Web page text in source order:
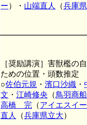
ー）・ 山端直人 （兵庫
［奨励講演］害獣檻の
ための位置・頭数推定
○佐伯元規 ・ 濱口沙織 ・
文 ・ 江崎修央 （鳥羽商
高橋 完 （アイエスイー
直人
（兵庫県立大）